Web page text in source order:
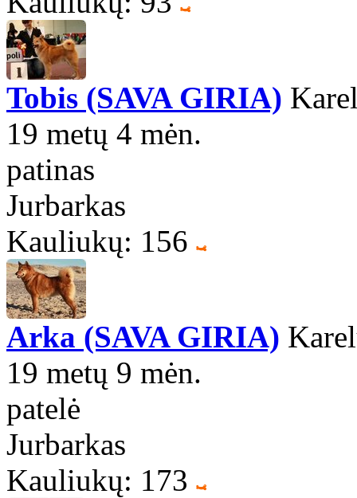
Tobis (SAVA GIRIA)
19 metų 4 mėn.
patinas
Jurbarkas
Kauliukų: 156
Arka (SAVA GIRIA)
19 metų 9 mėn.
patelė
Jurbarkas
Kauliukų: 173